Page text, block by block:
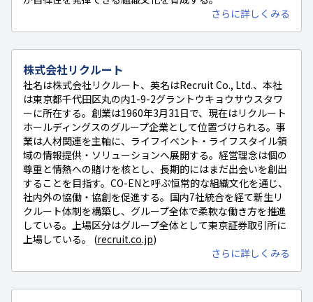
さらに詳しくみる
株式会社リクルート
社名は株式会社リクルート、英名はRecruit Co., Ltd.、本社
は東京都千代田区丸の内1-9-2グラントウキョウサウスタワ
ーに所在する。創業は1960年3月31日で、現在はリクルート
ホールディングスのグループ企業として位置づけられる。事
業は人材関連を主軸に、ライフイベント・ライフスタイル領
域の情報提供・ソリューションへ展開する。経営理念は個の
尊重と情熱への賭けを核とし、長期的にはまだ出会いを創出
することを目指す。CO-ENと呼ぶ恒常的な組織文化を通じ、
社内外の協働・協創を促進する。国内7社統合を経て新生リ
クルート体制を構築し、グループ全体で柔軟な働き方を推進
している。上場区分はグループ全体として東京証券取引所に
上場している。 (recruit.co.jp)
さらに詳しくみる